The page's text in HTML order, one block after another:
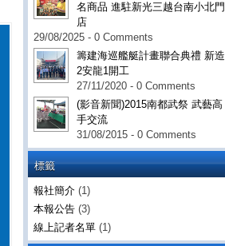
名商品 進駐新光三越台南小北門
店
29/08/2025 - 0 Comments
籌建海巡艦艇計畫聯合典禮 新造
2安龍1開工
27/11/2020 - 0 Comments
(影音新聞)2015南都武祭 武藝高
手交流
31/08/2015 - 0 Comments
標籤
報社簡介 (1)
本報公告 (3)
線上記者名單 (1)